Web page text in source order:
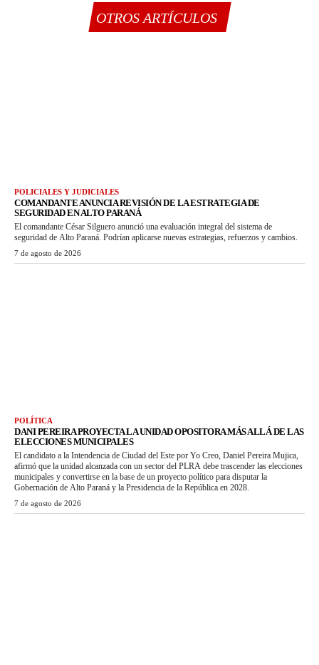
OTROS ARTÍCULOS
POLICIALES Y JUDICIALES
COMANDANTE ANUNCIA REVISIÓN DE LA ESTRATEGIA DE
SEGURIDAD EN ALTO PARANÁ
El comandante César Silguero anunció una evaluación integral del sistema de
seguridad de Alto Paraná. Podrían aplicarse nuevas estrategias, refuerzos y cambios.
7 de agosto de 2026
POLÍTICA
DANI PEREIRA PROYECTA LA UNIDAD OPOSITORA MÁS ALLÁ DE LAS
ELECCIONES MUNICIPALES
El candidato a la Intendencia de Ciudad del Este por Yo Creo, Daniel Pereira Mujica,
afirmó que la unidad alcanzada con un sector del PLRA debe trascender las elecciones
municipales y convertirse en la base de un proyecto político para disputar la
Gobernación de Alto Paraná y la Presidencia de la República en 2028.
7 de agosto de 2026